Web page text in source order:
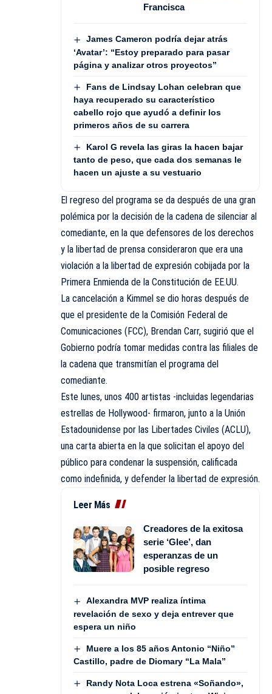
Francisca
James Cameron podría dejar atrás
‘Avatar’: “Estoy preparado para pasar
página y analizar otros proyectos”
Fans de Lindsay Lohan celebran que
haya recuperado su característico
cabello rojo que ayudó a definir los
primeros años de su carrera
Karol G revela las giras la hacen bajar
tanto de peso, que cada dos semanas le
hacen un ajuste a su vestuario
El regreso del programa se da después de una gran
polémica por la decisión de la cadena de silenciar al
comediante, en la que defensores de los derechos
y la libertad de prensa consideraron que era una
violación a la libertad de expresión cobijada por la
Primera Enmienda de la Constitución de EE.UU.
La cancelación a Kimmel se dio horas después de
que el presidente de la Comisión Federal de
Comunicaciones (FCC), Brendan Carr, sugirió que el
Gobierno podría tomar medidas contra las filiales de
la cadena que transmitían el programa del
comediante.
Este lunes, unos 400 artistas -incluidas legendarias
estrellas de Hollywood- firmaron, junto a la Unión
Estadounidense por las Libertades Civiles (ACLU),
una carta abierta en la que solicitan el apoyo del
público para condenar la suspensión, calificada
como indefinida, y defender la libertad de expresión.
Leer Más
Creadores de la exitosa
serie ‘Glee’, dan
esperanzas de un
posible regreso
Alexandra MVP realiza íntima
revelación de sexo y deja entrever que
espera un niño
Muere a los 85 años Antonio “Niño”
Castillo, padre de Diomary “La Mala”
Randy Nota Loca estrena «Soñando»,